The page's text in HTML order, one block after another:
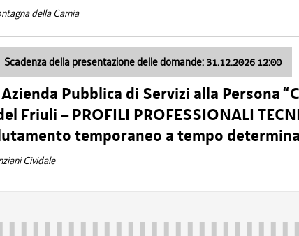
della Carnia
Scadenza della presentazione delle domande: 31.12.2026 12:00
Pubblica di Servizi alla Persona
Friuli – PROFILI PROFESSIONALI
temporaneo a tempo
Cividale